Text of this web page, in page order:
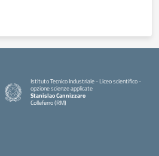
Istituto Tecnico Industriale - Liceo scientifico -
opzione scienze applicate
Stanislao Cannizzaro
Colleferro (RM)